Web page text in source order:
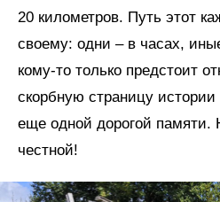
20 километров. Путь этот
своему: одни – в часах,
кому-то только предстоит
скорбную страницу
еще одной дорогой памяти.
честной!